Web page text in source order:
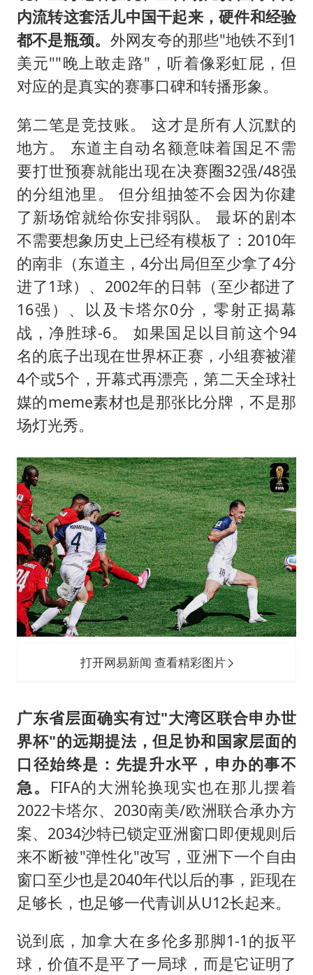
内流转这套活儿中国干起来，硬件和经验
都不是瓶颈。 外网友夸的那些"地铁不到1
美元""晚上敢走路"，听着像彩虹屁，但
对应的是真实的赛事口碑和转播形象。
第二笔是竞技账。 这才是所有人沉默的
地方。 东道主自动名额意味着国足不需
要打世预赛就能出现在决赛圈32强/48强
的分组池里。 但分组抽签不会因为你建
了新场馆就给你安排弱队。 最坏的剧本
不需要想象历史上已经有模板了：2010年
的南非（东道主，4分出局但至少拿了4分
进了1球）、2002年的日韩（至少都进了
16强）、以及卡塔尔0分，零射正揭幕
战，净胜球-6。 如果国足以目前这个94
名的底子出现在世界杯正赛，小组赛被灌
4个或5个，开幕式再漂亮，第二天全球社
媒的meme素材也是那张比分牌，不是那
场灯光秀。
打开网易新闻 查看精彩图片
广东省层面确实有过"大湾区联合申办世
界杯"的远期提法，但足协和国家层面的
口径始终是：先提升水平，申办的事不
急。 FIFA的大洲轮换现实也在那儿摆着
2022卡塔尔、2030南美/欧洲联合承办方
案、2034沙特已锁定亚洲窗口即便规则后
来不断被"弹性化"改写，亚洲下一个自由
窗口至少也是2040年代以后的事，距现在
足够长，也足够一代青训从U12长起来。
说到底，加拿大在多伦多那脚1-1的扳平
球，价值不是平了一局球，而是它证明了